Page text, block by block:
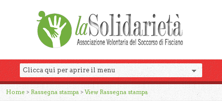
Home> Rassegna stampa >View Rassegna stampa